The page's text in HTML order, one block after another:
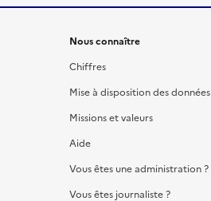
Nous connaître
Chiffres
Mise à disposition des données
Missions et valeurs
Aide
Vous êtes une administration ?
Vous êtes journaliste ?